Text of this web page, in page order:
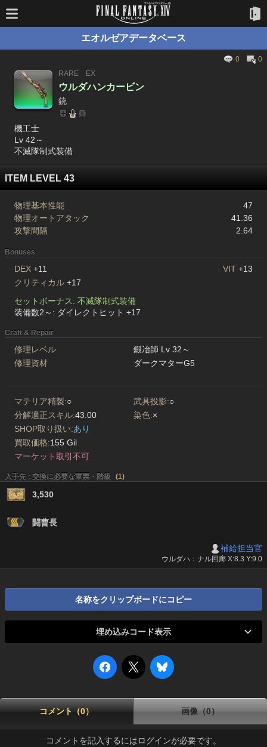
エオルゼアデータベース
0
0
RARE
EX
ウルダハンカービン
銃
機工士
Lv 42～
不滅隊制式装備
ITEM LEVEL 43
物理基本性能
47
物理オートアタック
41.36
攻撃間隔
2.64
Bonuses
DEX +11 VIT +13
クリティカル +17
セットボーナス: 不滅隊制式装備
装備数2～: ダイレクトヒット +17
Craft & Repair
修理レベル
鍛冶師 Lv 32～
修理資材
ダークマターG5
マテリア精製:○ 武具投影:○
分解適正スキル:43.00 染色:×
SHOP取り扱い:あり
買取価格:155 Gil
マーケット取引不可
入手先 : 交換に必要な軍票・階級 (1)
3,530
闘曹長
補給担当官
ウルダハ：ナル回廊 X:8.3 Y:9.0
名称をクリップボードにコピー
埋め込みコード表示
コメント（0） 画像（0）
コメントを記入するにはログインが必要です。